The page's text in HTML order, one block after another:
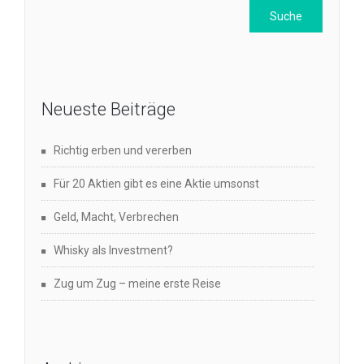
Neueste Beiträge
Richtig erben und vererben
Für 20 Aktien gibt es eine Aktie umsonst
Geld, Macht, Verbrechen
Whisky als Investment?
Zug um Zug – meine erste Reise